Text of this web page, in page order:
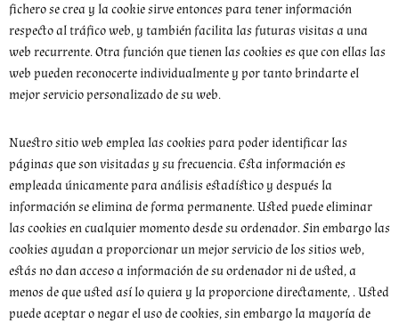
fichero se crea y la cookie sirve entonces para tener información
respecto al tráfico web, y también facilita las futuras visitas a una
web recurrente. Otra función que tienen las cookies es que con ellas las
web pueden reconocerte individualmente y por tanto brindarte el
mejor servicio personalizado de su web.
Nuestro sitio web emplea las cookies para poder identificar las
páginas que son visitadas y su frecuencia. Esta información es
empleada únicamente para análisis estadístico y después la
información se elimina de forma permanente. Usted puede eliminar
las cookies en cualquier momento desde su ordenador. Sin embargo las
cookies ayudan a proporcionar un mejor servicio de los sitios web,
estás no dan acceso a información de su ordenador ni de usted, a
menos de que usted así lo quiera y la proporcione directamente, . Usted
puede aceptar o negar el uso de cookies, sin embargo la mayoría de